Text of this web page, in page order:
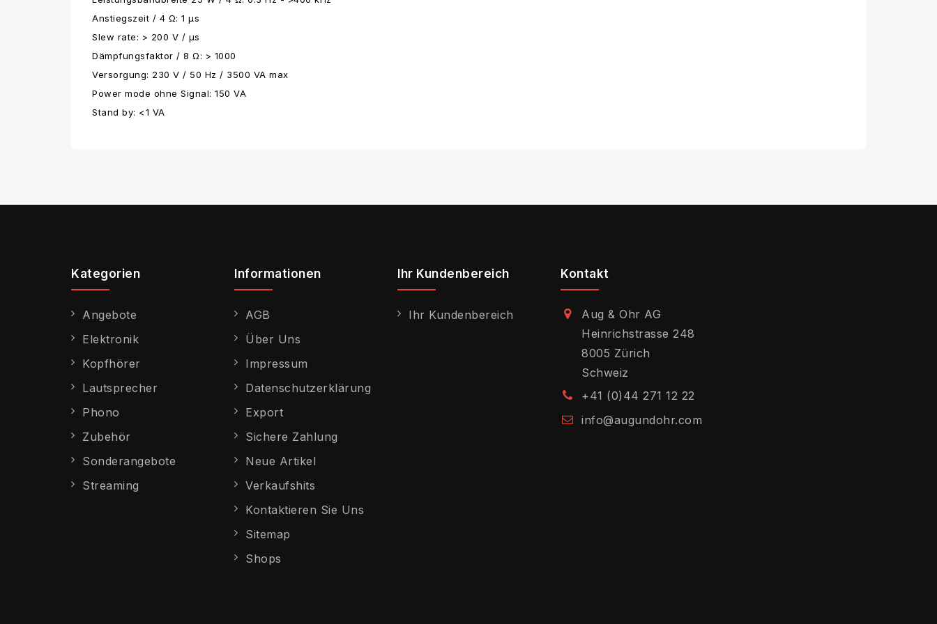
Anstiegszeit / 4 Ω: 1 μs
Slew rate: > 200 V / μs
Dämpfungsfaktor / 8 Ω: > 1000
Versorgung: 230 V / 50 Hz / 3500 VA max
Power mode ohne Signal: 150 VA
Stand by: <1 VA
Kategorien
Angebote
Elektronik
Kopfhörer
Lautsprecher
Phono
Zubehör
Sonderangebote
Streaming
Informationen
AGB
Über Uns
Impressum
Datenschutzerklärung
Export
Sichere Zahlung
Neue Artikel
Verkaufshits
Kontaktieren Sie Uns
Sitemap
Shops
Ihr Kundenbereich
Ihr Kundenbereich
Kontakt
Aug & Ohr AG
Heinrichstrasse 248
8005 Zürich
Schweiz
+41 (0)44 271 12 22
info@augundohr.com